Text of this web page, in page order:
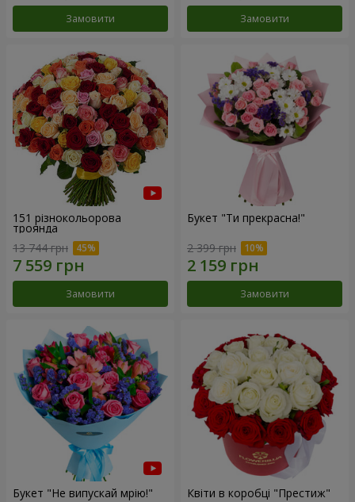
Замовити Замовити
151 різнокольорова
троянда
13 744 грн
Замовити
Букет "Ти прекрасна!"
2 399 грн
Замовити
Букет "Не випускай мрію!" Квіти в коробці "Престиж"